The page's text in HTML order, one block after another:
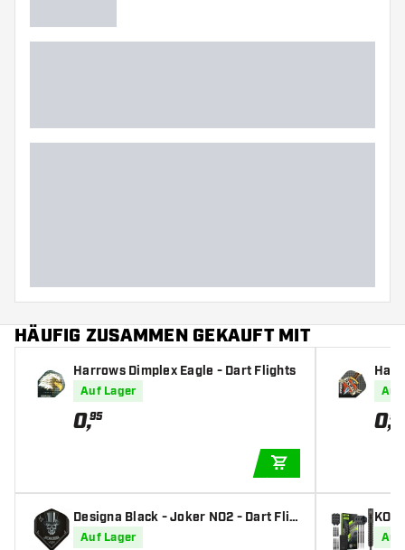
HÄUFIG ZUSAMMEN GEKAUFT MIT
Harrows Dimplex Eagle - Dart Flights
Auf Lager
0,95
Designa Black - Joker NO2 - Dart Flig
hts
Auf Lager
Auf
0,95
Auf